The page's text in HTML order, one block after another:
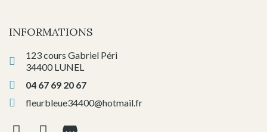
INFORMATIONS
123 cours Gabriel Péri
34400 LUNEL
04 67 69 20 67
fleurbleue34400@hotmail.fr